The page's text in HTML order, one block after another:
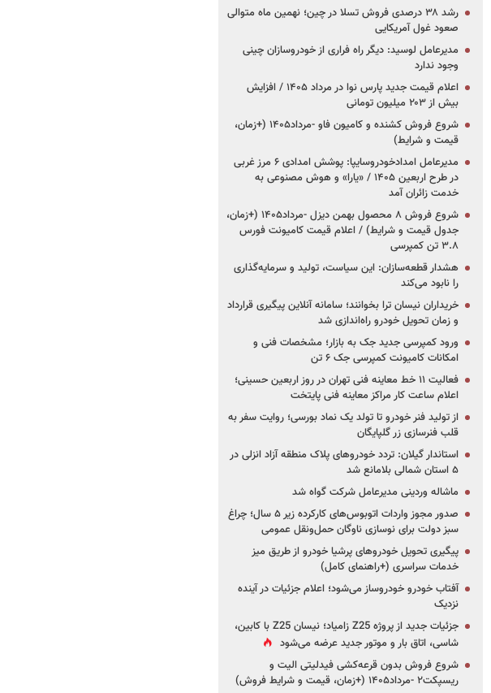
رشد ۳۸ درصدی فروش تسلا در چین؛ نهمین ماه متوالی
صعود غول آمریکایی
مدیرعامل لوسید: دیگر راه فراری از خودروسازان چینی
وجود ندارد
اعلام قیمت جدید پارس نوا در مرداد ۱۴۰۵ / افزایش
بیش از ۲۰۳ میلیون تومانی
شروع فروش کشنده و کامیون فاو -مرداد۱۴۰۵ (+زمان،
قیمت و شرایط)
مدیرعامل امدادخودروسایپا: پوشش امدادی ۶ مرز غربی
در طرح اربعین ۱۴۰۵ / «یارا» و هوش مصنوعی به
خدمت زائران آمد
شروع فروش ۸ محصول بهمن دیزل -مرداد۱۴۰۵ (+زمان،
جدول قیمت و شرایط) / اعلام قیمت کامیونت فورس
۳.۸ تن کمپرسی
هشدار قطعه‌سازان: این سیاست، تولید و سرمایه‌گذاری
را نابود می‌کند
خریداران نیسان ترا بخوانند؛ سامانه آنلاین پیگیری قرارداد
و زمان تحویل خودرو راه‌اندازی شد
ورود کمپرسی جدید جک به بازار؛ مشخصات فنی و
امکانات کامیونت کمپرسی جک ۶ تن
فعالیت ۱۱ خط معاینه فنی تهران در روز اربعین حسینی؛
اعلام ساعت کار مراکز معاینه فنی پایتخت
از تولید فنر خودرو تا تولد یک نماد بورسی؛ روایت سفر به
قلب فنرسازی زر گلپایگان
استاندار گیلان: تردد خودروهای پلاک منطقه آزاد انزلی در
۵ استان شمالی بلامانع شد
ماشاله وردینی مدیرعامل شرکت گواه شد
صدور مجوز واردات اتوبوس‌های کارکرده زیر ۵ سال؛ چراغ
سبز دولت برای نوسازی ناوگان حمل‌ونقل عمومی
پیگیری تحویل خودروهای پرشیا خودرو از طریق میز
خدمات سراسری (+راهنمای کامل)
آفتاب خودرو خودروساز می‌شود؛ اعلام جزئیات در آینده
نزدیک
جزئیات جدید از پروژه Z25 زامیاد؛ نیسان Z25 با کابین،
شاسی، اتاق بار و موتور جدید عرضه می‌شود
شروع فروش بدون قرعه‌کشی فیدلیتی الیت و
ریسپکت۲ -مرداد۱۴۰۵ (+زمان، قیمت و شرایط فروش)